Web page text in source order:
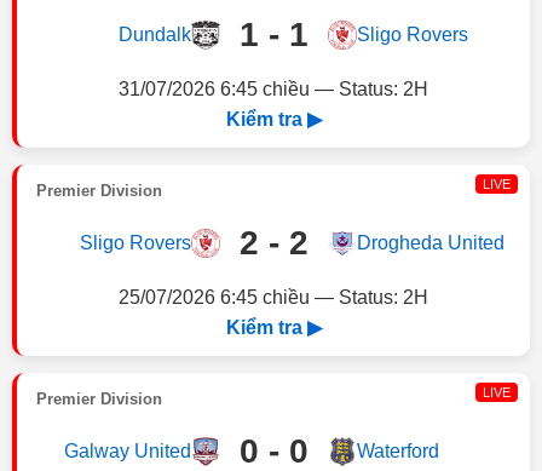
Dundalk 1 - 1 Sligo Rovers
31/07/2026 6:45 chiều — Status: 2H
Kiểm tra ▶
Premier Division LIVE
Sligo Rovers 2 - 2 Drogheda United
25/07/2026 6:45 chiều — Status: 2H
Kiểm tra ▶
Premier Division LIVE
Galway United 0 - 0 Waterford